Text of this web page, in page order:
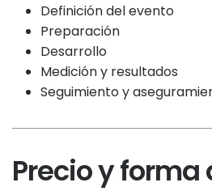
Definición del evento
Preparación
Desarrollo
Medición y resultados
Seguimiento y
Precio y forma